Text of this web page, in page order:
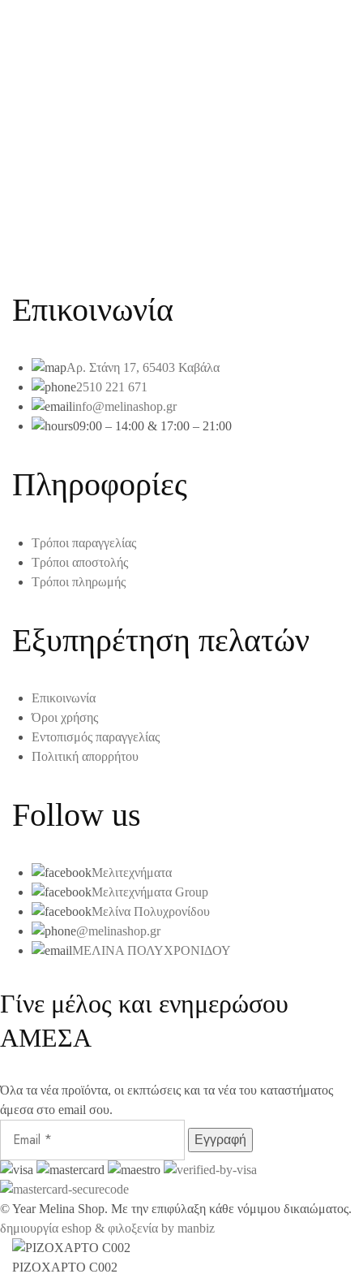
Επικοινωνία
Αρ. Στάνη 17, 65403 Καβάλα
2510 221 671
info@melinashop.gr
09:00 – 14:00 & 17:00 – 21:00
Πληροφορίες
Τρόποι παραγγελίας
Τρόποι αποστολής
Τρόποι πληρωμής
Εξυπηρέτηση πελατών
Επικοινωνία
Όροι χρήσης
Εντοπισμός παραγγελίας
Πολιτική απορρήτου
Follow us
Μελιτεχνήματα
Μελιτεχνήματα Group
Μελίνα Πολυχρονίδου
@melinashop.gr
ΜΕΛΙΝΑ ΠΟΛΥΧΡΟΝΙΔΟΥ
Γίνε μέλος και ενημερώσου
ΑΜΕΣΑ
Όλα τα νέα προϊόντα, οι εκπτώσεις και τα νέα του καταστήματος
άμεσα στο email σου.
©YearMelina Shop. Με την επιφύλαξη κάθε νόμιμου δικαιώματος.
δημιουργία eshop & φιλοξενία by manbiz
ΡΙΖΟΧΑΡΤΟ C002